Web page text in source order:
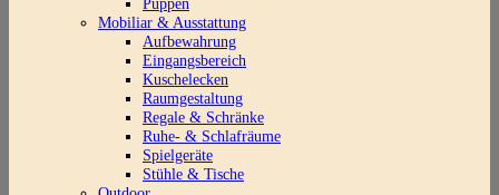
Mobiliar & Ausstattung
Aufbewahrung
Eingangsbereich
Kuschelecken
Raumgestaltung
Regale & Schränke
Ruhe- & Schlafräume
Spielgeräte
Stühle & Tische